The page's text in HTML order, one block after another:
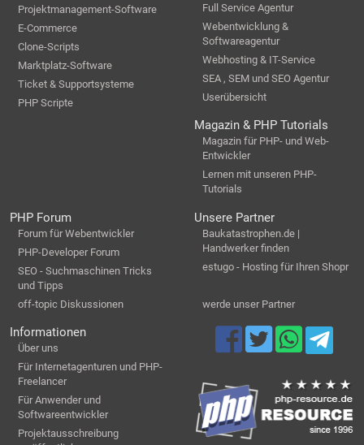
Projektmanagement-Software
E-Commerce
Clone-Scripts
Marktplatz-Software
Ticket & Supportsysteme
PHP Scripte
Full Service Agentur
Webentwicklung &
Softwareagentur
Webhosting & IT-Service
SEA , SEM und SEO Agentur
Userübersicht
Magazin & PHP Tutorials
Magazin für PHP- und Web-
Entwickler
Lernen mit unseren PHP-
Tutorials
PHP Forum
Forum für Webentwickler
PHP-Developer Forum
SEO - Suchmaschinen Tricks
und Tipps
off-topic Diskussionen
Unsere Partner
Baukatastrophen.de |
Handwerker finden
estugo - Hosting für Ihren Shopr
werde unser Partner
Informationen
Über uns
Für Internetagenturen und PHP-
Freelancer
Für Anwender und
Softwareentwickler
Projektausschreibung